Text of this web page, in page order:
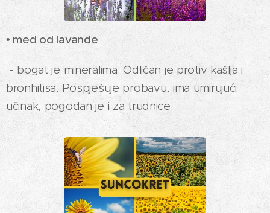
• med od lavande
- bogat je mineralima. Odličan je protiv kašlja i
bronhitisa. Pospješuje probavu, ima umirujući
učinak, pogodan je i za trudnice.